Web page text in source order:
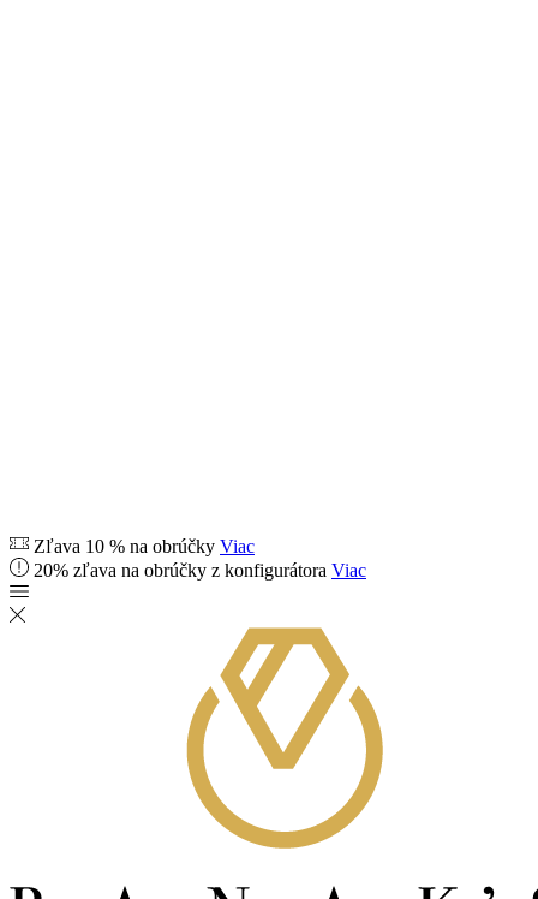
Zľava 10 % na obrúčky Viac
20% zľava na obrúčky z konfigurátora Viac